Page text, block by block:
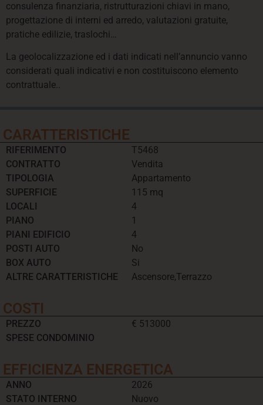
consulenza finanziaria, ristrutturazioni chiavi in mano,
progettazione di interni ed arredo, valutazioni gratuite,
pratiche edilizie, traslochi…
La geolocalizzazione ed i dati indicati nell’annuncio vanno
considerati quali indicativi e non costituiscono elemento
contrattuale..
CARATTERISTICHE
RIFERIMENTO
CONTRATTO
TIPOLOGIA
SUPERFICIE
LOCALI
PIANO
PIANI EDIFICIO
POSTI AUTO
BOX AUTO
ALTRE CARATTERISTICHE
T5468
Vendita
Appartamento
115 mq
4
1
4
No
Si
Ascensore,Terrazzo
COSTI
PREZZO
SPESE CONDOMINIO
€ 513000
EFFICIENZA ENERGETICA
ANNO
STATO INTERNO
2026
Nuovo